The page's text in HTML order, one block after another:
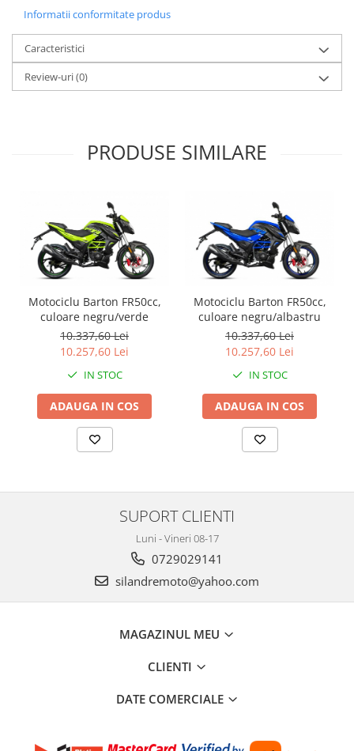
Cutii capace colorate
Genti rezervor Shad
Genti soft Shad
Genti TERRA Shad
Suporti prindere cutii/genti
Cutii / Genti
Chingi / Plase bagaj
Lama zapada
Prelata moto/atv/snow
Accesorii
Carlige & Suporti
Remorci & Utile
Suporti ATV & UTV
Suporti telefon & Audio
Informatii conformitate produs
Caracteristici
Review-uri(0)
PRODUSE SIMILARE
Motociclu Barton FR50cc,
culoare negru/verde
10.337,60 Lei
10.257,60 Lei
IN STOC
ADAUGA IN COS
Motociclu Barton FR50cc,
culoare negru/albastru
10.337,60 Lei
10.257,60 Lei
IN STOC
ADAUGA IN COS
SUPORT CLIENTI
Luni - Vineri 08-17
0729029141
silandremoto@yahoo.com
MAGAZINUL MEU
CLIENTI
DATE COMERCIALE